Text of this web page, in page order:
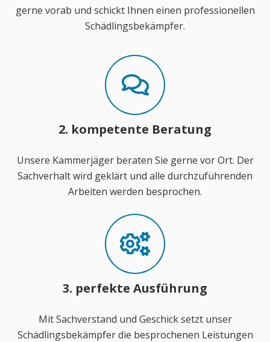
gerne vorab und schickt Ihnen einen professionellen
Schädlingsbekämpfer.
2. kompetente Beratung
Unsere Kammerjäger beraten Sie gerne vor Ort. Der
Sachverhalt wird geklärt und alle durchzuführenden
Arbeiten werden besprochen.
3. perfekte Ausführung
Mit Sachverstand und Geschick setzt unser
Schädlingsbekämpfer die besprochenen Leistungen